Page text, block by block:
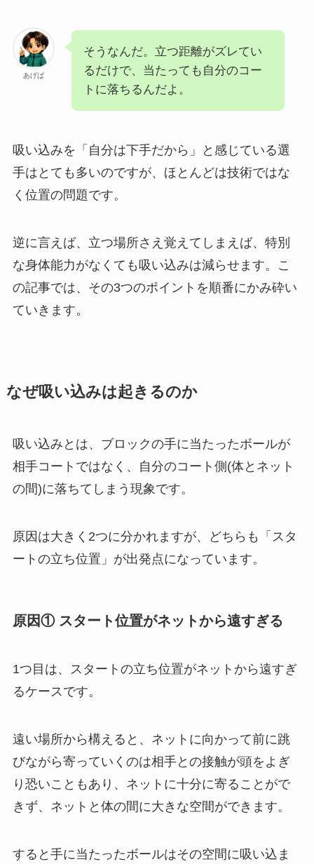
あげば
そうなんだ。立つ距離がズレてい
るだけで、当たっても自分のコー
トに落ちるんだよ。
吸い込みを「自分は下手だから」と感じている選
手はとても多いのですが、ほとんどは技術ではな
く位置の問題です。
逆に言えば、立つ場所さえ覚えてしまえば、特別
な身体能力がなくても吸い込みは減らせます。こ
の記事では、その3つのポイントを順番にかみ砕い
ていきます。
なぜ吸い込みは起きるのか
吸い込みとは、ブロックの手に当たったボールが
相手コートではなく、自分のコート側(体とネット
の間)に落ちてしまう現象です。
原因は大きく2つに分かれますが、どちらも「スタ
ートの立ち位置」が出発点になっています。
原因① スタート位置がネットから遠すぎる
1つ目は、スタートの立ち位置がネットから遠すぎ
るケースです。
遠い場所から構えると、ネットに向かって前に跳
びながら寄っていくのは相手との接触が頭をよぎ
り恐いこともあり、ネットに十分に寄ることがで
きず、ネットと体の間に大きな空間ができます。
すると手に当たったボールはその空間に吸い込ま